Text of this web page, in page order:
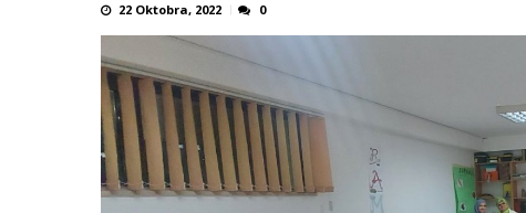
22 Oktobra, 2022 0